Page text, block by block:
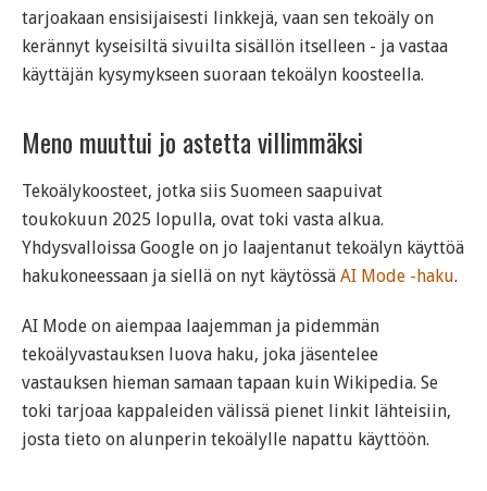
tarjoakaan ensisijaisesti linkkejä, vaan sen tekoäly on
kerännyt kyseisiltä sivuilta sisällön itselleen - ja vastaa
käyttäjän kysymykseen suoraan tekoälyn koosteella.
Meno muuttui jo astetta villimmäksi
Tekoälykoosteet, jotka siis Suomeen saapuivat
toukokuun 2025 lopulla, ovat toki vasta alkua.
Yhdysvalloissa Google on jo laajentanut tekoälyn käyttöä
hakukoneessaan ja siellä on nyt käytössä AI Mode -haku.
AI Mode on aiempaa laajemman ja pidemmän
tekoälyvastauksen luova haku, joka jäsentelee
vastauksen hieman samaan tapaan kuin Wikipedia. Se
toki tarjoaa kappaleiden välissä pienet linkit lähteisiin,
josta tieto on alunperin tekoälylle napattu käyttöön.